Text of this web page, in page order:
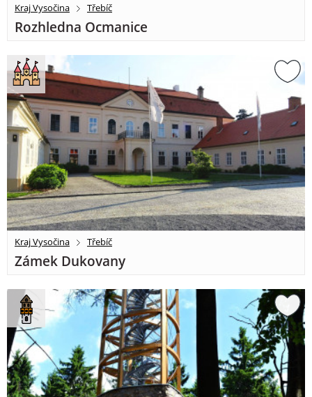
Kraj Vysočina Třebíč
Rozhledna Ocmanice
Kraj Vysočina Třebíč
Zámek Dukovany